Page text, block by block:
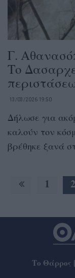
Γ.
Το
13/03/2026 19:50
Δήλωσε για
καλούν τον
βρέθηκε ξανά
1 2
Το Θάρρος |